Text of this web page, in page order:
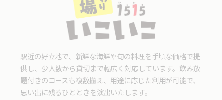
駅近の好立地で、新鮮な海鮮や旬の料理を手頃な価格で提
供し、少人数から貸切まで幅広く対応しています。飲み放
題付きのコースも複数揃え、用途に応じた利用が可能で、
思い出に残るひとときを演出いたします。